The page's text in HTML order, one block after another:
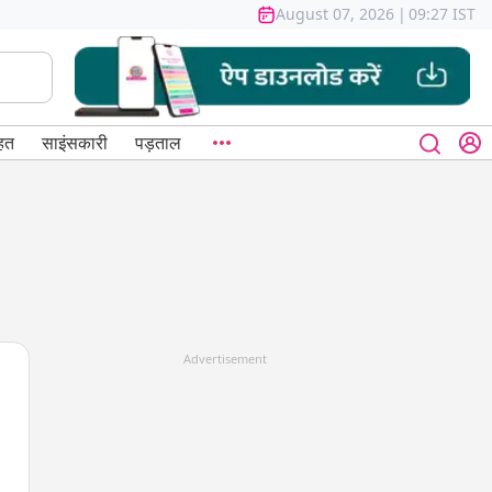
August 07, 2026 | 09:27 IST
साइंसकारी पड़ताल
Advertisement